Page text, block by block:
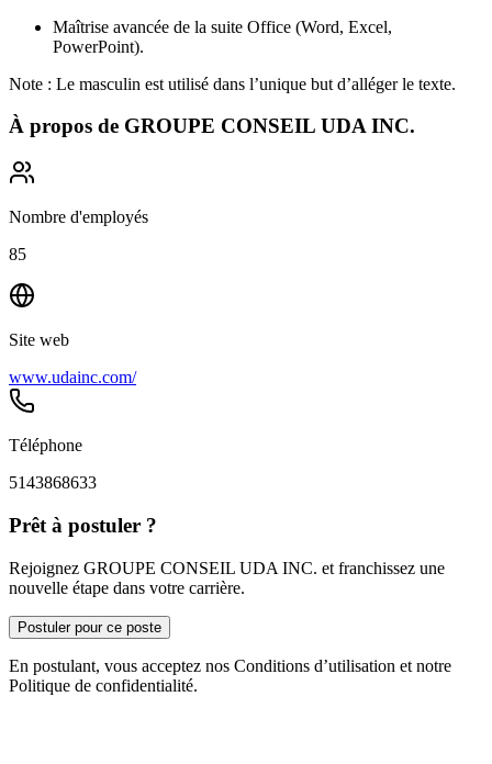
Maîtrise avancée de la suite Office (Word, Excel,
PowerPoint).
Note : Le masculin est utilisé dans l’unique but d’alléger le texte.
À propos de GROUPE CONSEIL UDA INC.
Nombre d'employés
85
Site web
www.udainc.com/
Téléphone
5143868633
Prêt à postuler ?
Rejoignez GROUPE CONSEIL UDA INC. et franchissez une
nouvelle étape dans votre carrière.
Postuler pour ce poste
En postulant, vous acceptez nos Conditions d’utilisation et notre
Politique de confidentialité.